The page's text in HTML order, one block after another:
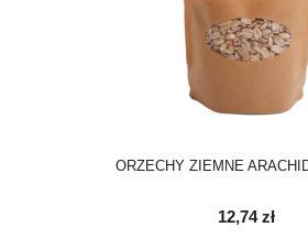
ORZECHY ZIEMNE
12,74 zł